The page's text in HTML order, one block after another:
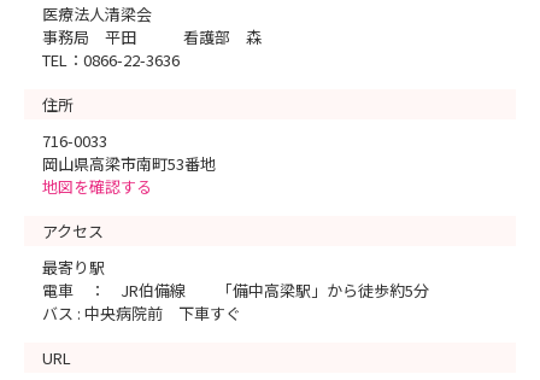
医療法人清梁会
事務局 平田 看護部 森
TEL：0866-22-3636
住所
716-0033
岡山県高梁市南町53番地
地図を確認する
アクセス
最寄り駅
電車 ： JR伯備線 「備中高梁駅」から徒歩約5分
バス : 中央病院前 下車すぐ
URL